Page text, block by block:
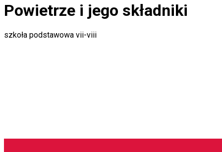
Powietrze i jego składniki
szkoła podstawowa vii-viii